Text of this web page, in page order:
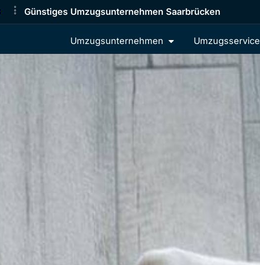
Günstiges Umzugsunternehmen Saarbrücken
Umzugsunternehmen Umzugsservice